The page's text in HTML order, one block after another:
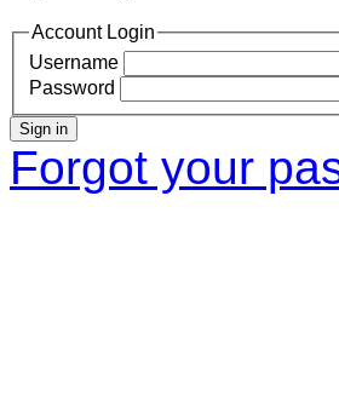
Account Login
Username
Password
Sign in
Forgot your